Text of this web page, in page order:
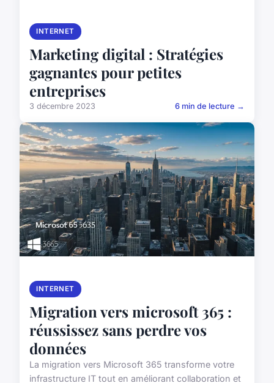
INTERNET
Marketing digital : Stratégies
gagnantes pour petites
entreprises
3 décembre 2023 6 min de lecture →
INTERNET
Migration vers microsoft 365 :
réussissez sans perdre vos
données
La migration vers Microsoft 365 transforme votre
infrastructure IT tout en améliorant collaboration et